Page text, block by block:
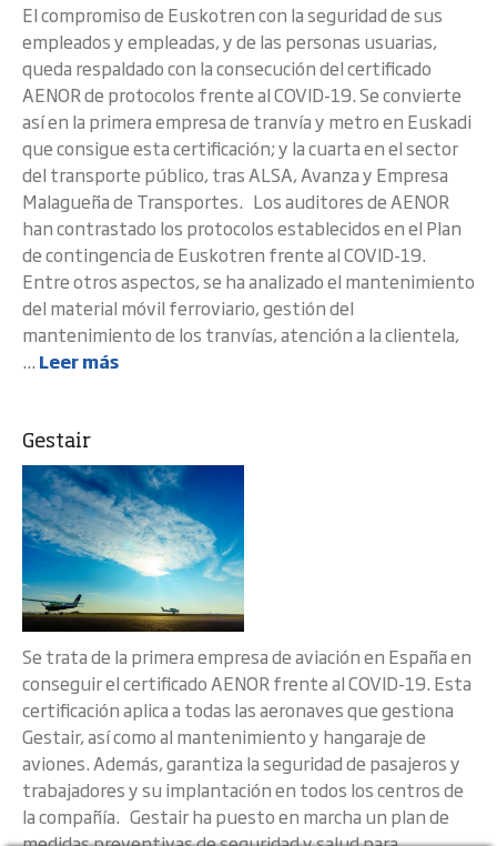
El compromiso de Euskotren con la seguridad de sus
empleados y empleadas, y de las personas usuarias,
queda respaldado con la consecución del certificado
AENOR de protocolos frente al COVID-19. Se convierte
así en la primera empresa de tranvía y metro en Euskadi
que consigue esta certificación; y la cuarta en el sector
del transporte público, tras ALSA, Avanza y Empresa
Malagueña de Transportes. Los auditores de AENOR
han contrastado los protocolos establecidos en el Plan
de contingencia de Euskotren frente al COVID-19.
Entre otros aspectos, se ha analizado el mantenimiento
del material móvil ferroviario, gestión del
mantenimiento de los tranvías, atención a la clientela,
... Leer más
Gestair
Se trata de la primera empresa de aviación en España en
conseguir el certificado AENOR frente al COVID-19. Esta
certificación aplica a todas las aeronaves que gestiona
Gestair, así como al mantenimiento y hangaraje de
aviones. Además, garantiza la seguridad de pasajeros y
trabajadores y su implantación en todos los centros de
la compañía. Gestair ha puesto en marcha un plan de